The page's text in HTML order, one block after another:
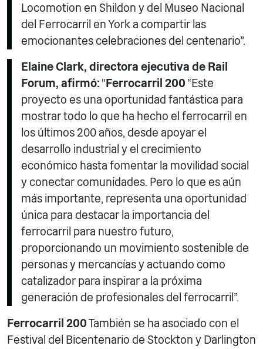
Locomotion en Shildon y del Museo Nacional
del Ferrocarril en York a compartir las
emocionantes celebraciones del centenario”.
Elaine Clark, directora ejecutiva de Rail
Forum, afirmó: "Ferrocarril 200 “Este
proyecto es una oportunidad fantástica para
mostrar todo lo que ha hecho el ferrocarril en
los últimos 200 años, desde apoyar el
desarrollo industrial y el crecimiento
económico hasta fomentar la movilidad social
y conectar comunidades. Pero lo que es aún
más importante, representa una oportunidad
única para destacar la importancia del
ferrocarril para nuestro futuro,
proporcionando un movimiento sostenible de
personas y mercancías y actuando como
catalizador para inspirar a la próxima
generación de profesionales del ferrocarril”.
Ferrocarril 200También se ha asociado con el
Festival del Bicentenario de Stockton y Darlington